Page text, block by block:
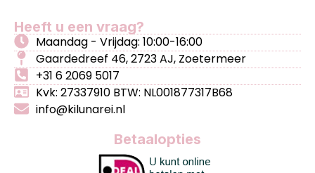
Heeft u een vraag?
Maandag - Vrijdag: 10:00-16:00
Gaardedreef 46, 2723 AJ, Zoetermeer
+31 6 2069 5017
Kvk: 27337910 BTW: NL001877317B68
info@kilunarei.nl
Betaalopties